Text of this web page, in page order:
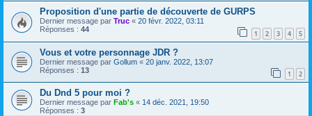
Proposition d'une partie de découverte de GURPS
Dernier message par Truc « 20 févr. 2022, 03:11
Réponses : 44 1 2 3 4 5
Vous et votre personnage JDR ?
Dernier message par Gollum « 20 janv. 2022, 13:07
Réponses : 13 1 2
Du Dnd 5 pour moi ?
Dernier message par Fab's « 14 déc. 2021, 19:50
Réponses : 3